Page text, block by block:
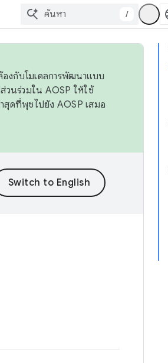
/
องกับโมเดลการพัฒนาแบบ
วนร่วมใน AOSP ให้ใช้
สุดที่พุชไปยัง AOSP เสมอ